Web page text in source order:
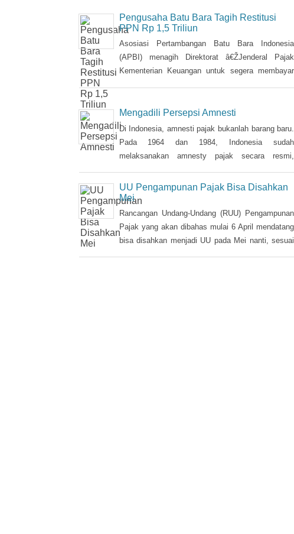
Pengusaha Batu Bara Tagih Restitusi
PPN Rp 1,5 Triliun
Asosiasi Pertambangan Batu Bara Indonesia
(APBI) menagih Direktorat â€ŽJenderal Pajak
Kementerian Keuangan untuk segera membayar
dibayarkan mencapai Rp 1,5 triliun. Ketua Umum
APBI Pandu Sjahrir mengatakan, ada 11
perusahaan pemegang perjanjian karya
pengusahaan pertambangan batu bara (PKP2B),
Mengadili Persepsi Amnesti
Di Indonesia, amnesti pajak bukanlah barang baru.
Pada 1964 dan 1984, Indonesia sudah
melaksanakan amnesty pajak secara resmi,
dan pengurangan sanksi administrasi, pun dengan
tujuan utama yang tidak sama persis.
UU Pengampunan Pajak Bisa Disahkan
Mei
Rancangan Undang-Undang (RUU) Pengampunan
Pajak yang akan dibahas mulai 6 April mendatang
bisa disahkan menjadi UU pada Mei nanti, sesuai